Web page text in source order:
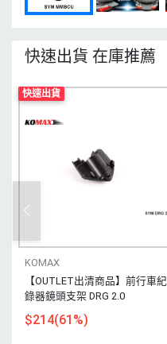
快速出貨 在庫推薦
快速出貨
KOMAX
【OUTLET出清商品】前行車紀
錄器鏡頭支架 DRG 2.0
$214(61%)